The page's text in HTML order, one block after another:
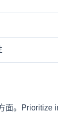
面。Prioritize